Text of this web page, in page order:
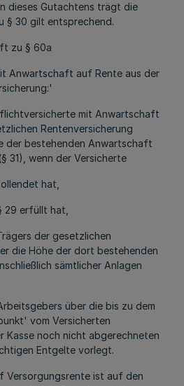
dieses Gutachtens trägt die
§ 30 gilt entsprechend.
zu § 60a
Anwartschaft auf Rente aus der
mit Anwartschaft
Rentenversicherung
der bestehenden Anwartschaft
31), wenn der Versicherte
hat,
29 erfüllt hat,
der gesetzlichen
die Höhe der dort bestehenden
sämtlicher Anlagen
über die bis zu dem
vom Versicherten
Kasse noch nicht abgerechneten
Entgelte vorlegt.
Versorgungsrente ist auf den